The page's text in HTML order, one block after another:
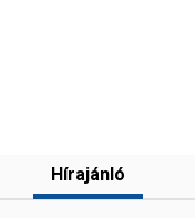
Hírajánló